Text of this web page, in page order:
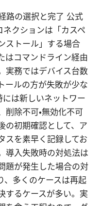
路の選択と完了 公式
クションは「カスペ
ストール」する場合
はコマンドライン経由
実務ではデバイス台数
ールの方が失敗が少な
は新しいネットワー
除不可・無効化不可
の初期確認として、ア
スを素早く記録してお
導入失敗時の対処法は
題が発生した場合の対
、多くのケースは再起
するケースが多い。実